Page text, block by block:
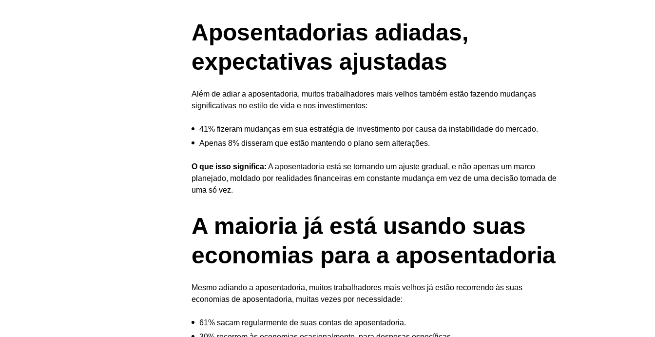
Aposentadorias adiadas,
expectativas ajustadas
Além de adiar a aposentadoria, muitos trabalhadores mais velhos também estão fazendo mudanças
significativas no estilo de vida e nos investimentos:
41% fizeram mudanças em sua estratégia de investimento por causa da instabilidade do mercado.
Apenas 8% disseram que estão mantendo o plano sem alterações.
O que isso significa: A aposentadoria está se tornando um ajuste gradual, e não apenas um marco
planejado, moldado por realidades financeiras em constante mudança em vez de uma decisão tomada de
uma só vez.
A maioria já está usando suas
economias para a aposentadoria
Mesmo adiando a aposentadoria, muitos trabalhadores mais velhos já estão recorrendo às suas
economias de aposentadoria, muitas vezes por necessidade:
61% sacam regularmente de suas contas de aposentadoria.